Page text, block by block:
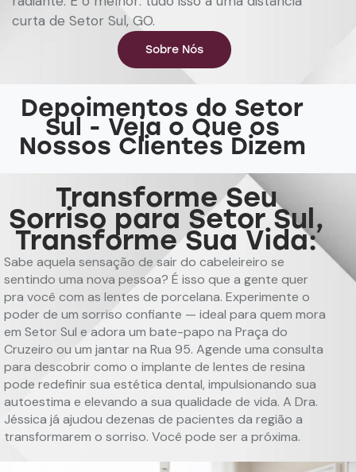
curta de Setor Sul, GO.
Sobre Nós
Depoimentos do Setor
Sul - Veja o Que os
Nossos Clientes Dizem
Transforme Seu
Sorriso para Setor Sul,
Transforme Sua Vida:
Sabe aquela sensação de sair do cabeleireiro se
sentindo uma nova pessoa? É isso que a gente quer
pra você com as lentes de porcelana. Experimente o
poder de um sorriso confiante — ideal para quem mora
em Setor Sul e adora um bate-papo na Praça do
Cruzeiro ou um jantar na Rua 95. Agende uma consulta
para descobrir como o implante de lentes de resina
pode redefinir sua estética dental, impulsionando sua
autoestima e elevando a sua qualidade de vida. A Dra.
Jéssica já ajudou dezenas de pacientes da região a
transformarem o sorriso. Você pode ser a próxima.